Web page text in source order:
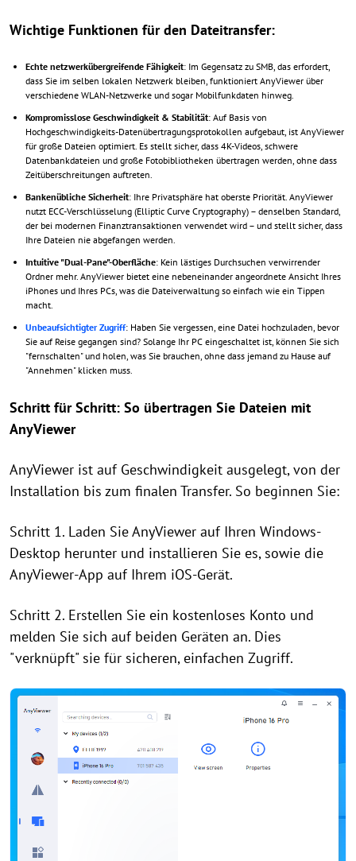
Wichtige Funktionen für den Dateitransfer:
Echte netzwerkübergreifende Fähigkeit: Im Gegensatz zu SMB, das erfordert,
dass Sie im selben lokalen Netzwerk bleiben, funktioniert AnyViewer über
verschiedene WLAN-Netzwerke und sogar Mobilfunkdaten hinweg.
Kompromisslose Geschwindigkeit & Stabilität: Auf Basis von
Hochgeschwindigkeits-Datenübertragungsprotokollen aufgebaut, ist AnyViewer
für große Dateien optimiert. Es stellt sicher, dass 4K-Videos, schwere
Datenbankdateien und große Fotobibliotheken übertragen werden, ohne dass
Zeitüberschreitungen auftreten.
Bankenübliche Sicherheit: Ihre Privatsphäre hat oberste Priorität. AnyViewer
nutzt ECC-Verschlüsselung (Elliptic Curve Cryptography) – denselben Standard,
der bei modernen Finanztransaktionen verwendet wird – und stellt sicher, dass
Ihre Dateien nie abgefangen werden.
Intuitive "Dual-Pane"-Oberfläche: Kein lästiges Durchsuchen verwirrender
Ordner mehr. AnyViewer bietet eine nebeneinander angeordnete Ansicht Ihres
iPhones und Ihres PCs, was die Dateiverwaltung so einfach wie ein Tippen
macht.
Unbeaufsichtigter Zugriff: Haben Sie vergessen, eine Datei hochzuladen, bevor
Sie auf Reise gegangen sind? Solange Ihr PC eingeschaltet ist, können Sie sich
"fernschalten" und holen, was Sie brauchen, ohne dass jemand zu Hause auf
"Annehmen" klicken muss.
Schritt für Schritt: So übertragen Sie Dateien mit
AnyViewer
AnyViewer ist auf Geschwindigkeit ausgelegt, von der
Installation bis zum finalen Transfer. So beginnen Sie:
Schritt 1. Laden Sie AnyViewer auf Ihren Windows-
Desktop herunter und installieren Sie es, sowie die
AnyViewer-App auf Ihrem iOS-Gerät.
Schritt 2. Erstellen Sie ein kostenloses Konto und
melden Sie sich auf beiden Geräten an. Dies
"verknüpft" sie für sicheren, einfachen Zugriff.